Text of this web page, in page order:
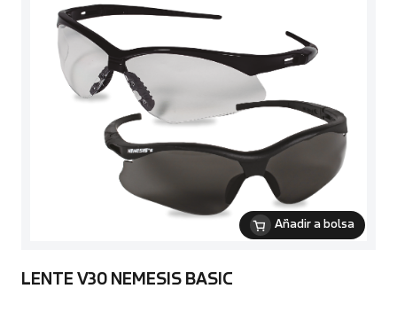
Añadir a bolsa
LENTE V30 NEMESIS BASIC